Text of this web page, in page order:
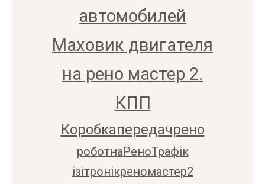
автомобилей
Маховик двигателя
на рено мастер 2.
КПП
Коробкапередачрено
роботнаРеноТрафік
ізітронікреномастер2